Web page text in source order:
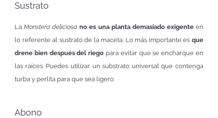
Sustrato
LaMonstera deliciosa no es una planta demasiado exigenteen
lo referente al sustrato de la maceta. Lo más importante es que
drene bien después del riego para evitar que se encharque en
las raíces. Puedes utilizar un substrato universal que contenga
turba y perlita para que sea ligero.
Abono